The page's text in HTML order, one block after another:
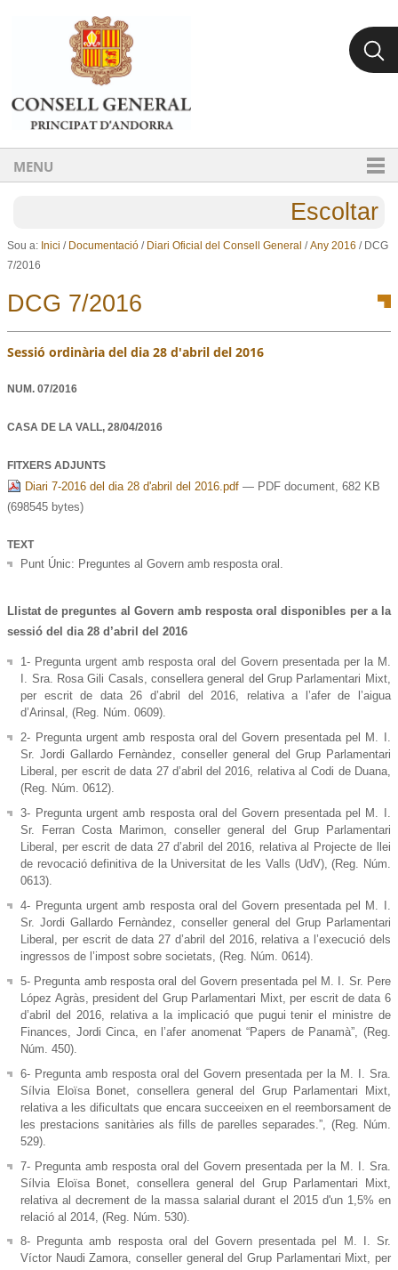
Ves al contingut.
Salta a la navegació
MENU
Escoltar
Sou a: Inici / Documentació / Diari Oficial del Consell General /Any 2016 / DCG
7/2016
DCG 7/2016
Sessió ordinària del dia 28 d'abril del 2016
NUM.07/2016
CASA DE LA VALL,28/04/2016
FITXERS ADJUNTS
Diari 7-2016 del dia 28 d'abril del 2016.pdf— PDF document, 682 KB
(698545 bytes)
TEXT
Punt Únic: Preguntes al Govern amb resposta oral.
Llistat de preguntes al Govern amb resposta oral disponibles per a la
sessió del dia 28 d’abril del 2016
1- Pregunta urgent amb resposta oral del Govern presentada per la M.
I. Sra. Rosa Gili Casals, consellera general del Grup Parlamentari Mixt,
per escrit de data 26 d’abril del 2016, relativa a l’afer de l’aigua
d’Arinsal, (Reg. Núm. 0609).
2- Pregunta urgent amb resposta oral del Govern presentada pel M. I.
Sr. Jordi Gallardo Fernàndez, conseller general del Grup Parlamentari
Liberal, per escrit de data 27 d’abril del 2016, relativa al Codi de Duana,
(Reg. Núm. 0612).
3- Pregunta urgent amb resposta oral del Govern presentada pel M. I.
Sr. Ferran Costa Marimon, conseller general del Grup Parlamentari
Liberal, per escrit de data 27 d’abril del 2016, relativa al Projecte de llei
de revocació definitiva de la Universitat de les Valls (UdV), (Reg. Núm.
0613).
4- Pregunta urgent amb resposta oral del Govern presentada pel M. I.
Sr. Jordi Gallardo Fernàndez, conseller general del Grup Parlamentari
Liberal, per escrit de data 27 d’abril del 2016, relativa a l’execució dels
ingressos de l’impost sobre societats, (Reg. Núm. 0614).
5- Pregunta amb resposta oral del Govern presentada pel M. I. Sr. Pere
López Agràs, president del Grup Parlamentari Mixt, per escrit de data 6
d’abril del 2016, relativa a la implicació que pugui tenir el ministre de
Finances, Jordi Cinca, en l’afer anomenat “Papers de Panamà”, (Reg.
Núm. 450).
6- Pregunta amb resposta oral del Govern presentada per la M. I. Sra.
Sílvia Eloïsa Bonet, consellera general del Grup Parlamentari Mixt,
relativa a les dificultats que encara succeeixen en el reemborsament de
les prestacions sanitàries als fills de parelles separades.”, (Reg. Núm.
529).
7- Pregunta amb resposta oral del Govern presentada per la M. I. Sra.
Sílvia Eloïsa Bonet, consellera general del Grup Parlamentari Mixt,
relativa al decrement de la massa salarial durant el 2015 d'un 1,5% en
relació al 2014, (Reg. Núm. 530).
8- Pregunta amb resposta oral del Govern presentada pel M. I. Sr.
Víctor Naudi Zamora, conseller general del Grup Parlamentari Mixt, per